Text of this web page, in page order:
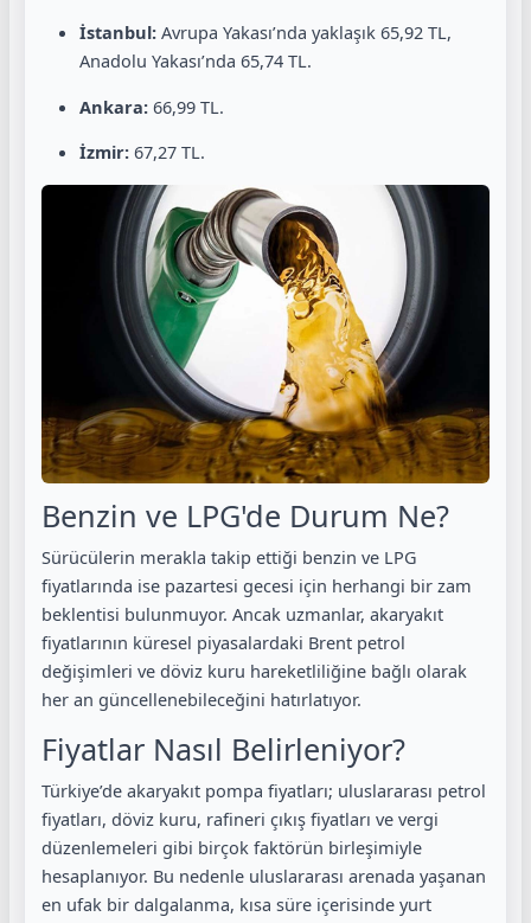
İstanbul: Avrupa Yakası’nda yaklaşık 65,92 TL,
Anadolu Yakası’nda 65,74 TL.
Ankara: 66,99 TL.
İzmir: 67,27 TL.
Benzin ve LPG'de Durum Ne?
Sürücülerin merakla takip ettiği benzin ve LPG
fiyatlarında ise pazartesi gecesi için herhangi bir zam
beklentisi bulunmuyor. Ancak uzmanlar, akaryakıt
fiyatlarının küresel piyasalardaki Brent petrol
değişimleri ve döviz kuru hareketliliğine bağlı olarak
her an güncellenebileceğini hatırlatıyor.
Fiyatlar Nasıl Belirleniyor?
Türkiye’de akaryakıt pompa fiyatları; uluslararası petrol
fiyatları, döviz kuru, rafineri çıkış fiyatları ve vergi
düzenlemeleri gibi birçok faktörün birleşimiyle
hesaplanıyor. Bu nedenle uluslararası arenada yaşanan
en ufak bir dalgalanma, kısa süre içerisinde yurt